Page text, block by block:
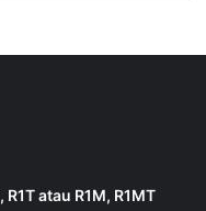
atau R1M, R1MT